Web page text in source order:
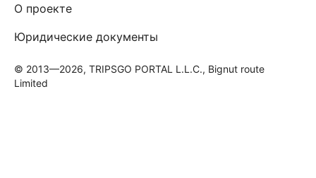
О проекте
Юридические документы
© 2013—2026, TRIPSGO PORTAL L.L.C., Bignut route
Limited